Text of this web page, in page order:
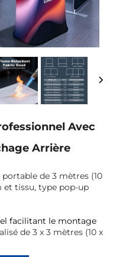
Avec
Arrière
de 3 mètres (10
et tissu, type pop-up
facilitant le montage
de 3 x 3 mètres (10 x